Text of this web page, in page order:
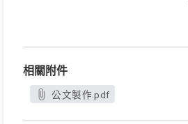
相關附件
公文製作.pdf